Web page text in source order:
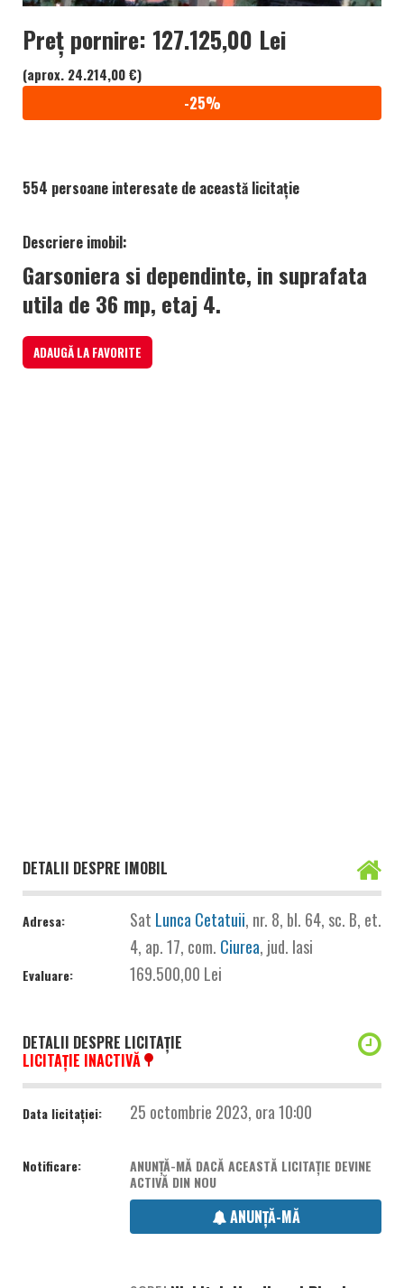
Preț pornire: 127.125,00 Lei
(aprox. 24.214,00 €)
-25%
554 persoane interesate de această licitație
Descriere imobil:
Garsoniera si dependinte, in suprafata
utila de 36 mp, etaj 4.
ADAUGĂ LA FAVORITE
DETALII DESPRE IMOBIL
Adresa: Sat Lunca Cetatuii, nr. 8, bl. 64, sc. B, et.
4, ap. 17, com. Ciurea, jud. Iasi
Evaluare: 169.500,00 Lei
DETALII DESPRE LICITAȚIE
LICITAȚIE INACTIVĂ
Data licitației: 25 octombrie 2023, ora 10:00
Notificare:
ANUNȚĂ-MĂ DACĂ ACEASTĂ LICITAȚIE DEVINE
ACTIVĂ DIN NOU
ANUNȚĂ-MĂ